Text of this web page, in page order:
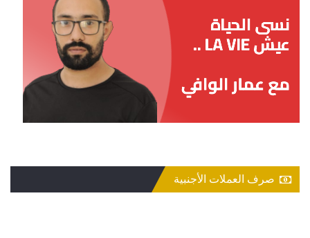
صرف العملات الأجنبية